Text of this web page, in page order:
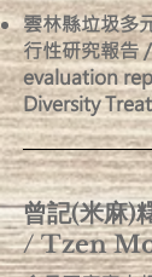
雲林縣垃圾多
行性研究報告
evaluation
Diversity
曾記(米麻)
/ Tzen